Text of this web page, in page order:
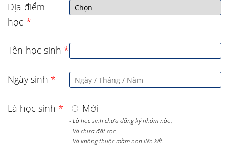
Địa điểm
học *
Tên học sinh *
Ngày sinh *
Là học sinh * Mới
- Là học sinh chưa đăng ký nhóm nào,
- Và chưa đặt cọc,
- Và không thuộc mầm non liên kết.